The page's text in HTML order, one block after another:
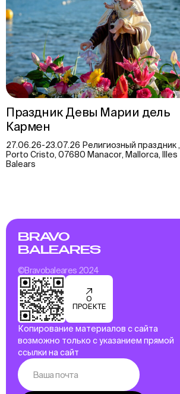
Праздник Девы Марии дель
Кармен
27.06.26-23.07.26 Религиозный праздник ,
Porto Cristo, 07680 Manacor, Mallorca, Illes
Balears
BRAVO
BALEARES
©Bravobaleares 2024
О
ПРОЕКТЕ
Копирование материалов с сайта
возможно только с указанием прямой
ссылки на сайт